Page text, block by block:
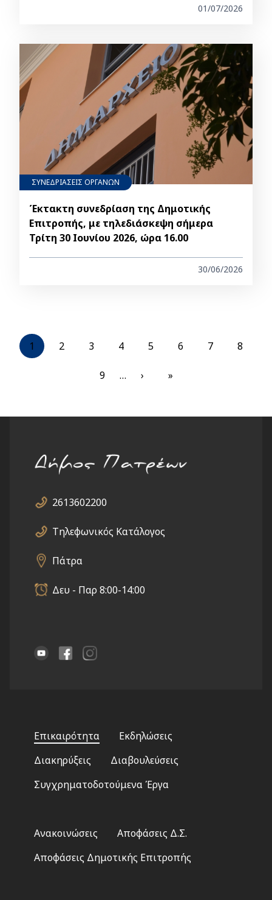
01/07/2026
ΣΥΝΕΔΡΙΑΣΕΙΣ ΟΡΓΑΝΩΝ
Έκτακτη συνεδρίαση της Δημοτικής
Επιτροπής, με τηλεδιάσκεψη σήμερα
Τρίτη 30 Ιουνίου 2026, ώρα 16.00
30/06/2026
Pagination
Current
page
1 Σελίδα
2 Σελίδα
3 Σελίδα
4 Σελίδα
5 Σελίδα
6 Σελίδα
7 Σελίδα
8
Σελίδα
9 …
Next
›
Last
»
2613602200
Τηλεφωνικός Κατάλογος
Πάτρα
Δευ - Παρ 8:00-14:00
menu
Επικαιρότητα
Εκδηλώσεις
Διακηρύξεις
Διαβουλεύσεις
Συγχρηματοδοτούμενα Έργα
2
Ανακοινώσεις
Αποφάσεις Δ.Σ.
Αποφάσεις Δημοτικής Επιτροπής